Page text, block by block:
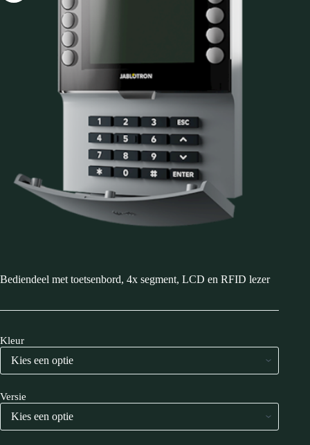
Bediendeel met toetsenbord, 4x segment, LCD en RFID lezer
Kleur
Versie